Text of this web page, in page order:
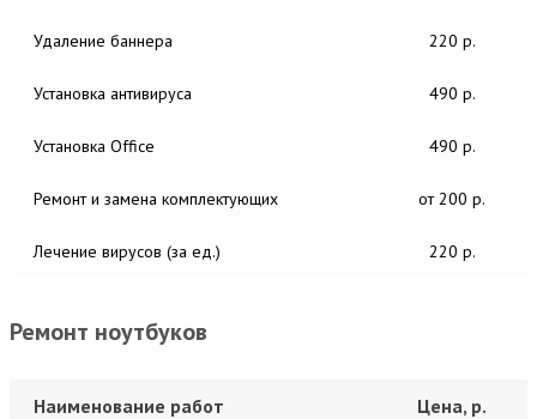
Удаление баннера 220 р.
Установка антивируса 490 р.
Установка Office 490 р.
Ремонт и замена комплектующих от 200 р.
Лечение вирусов (за ед.) 220 р.
Ремонт ноутбуков
Наименование работ Цена, р.